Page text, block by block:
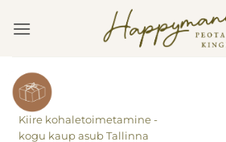
Kiire kohaletoimetamine -
kogu kaup asub Tallinna